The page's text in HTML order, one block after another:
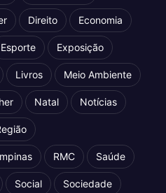
Direito Economia
Esporte Exposição
Livros Meio Ambiente
Natal Notícias
RMC Saúde
Social Sociedade